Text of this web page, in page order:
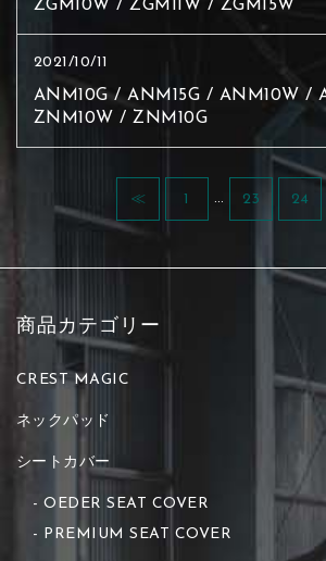
ZGM10W / ZGM11W / ZGM15W
2021/10/11
ANM10G / ANM15G / ANM10W /
ZNM10W / ZNM10G
≪ 1 … 23 24
商品カテゴリー
CREST MAGIC
ネックパッド
シートカバー
OEDER SEAT COVER
PREMIUM SEAT COVER